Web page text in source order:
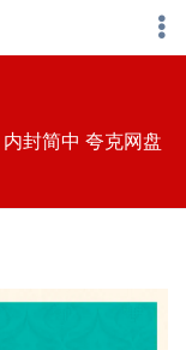
封简中 夸克网盘